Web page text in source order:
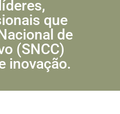
que
de
(SNCC)
inovação.